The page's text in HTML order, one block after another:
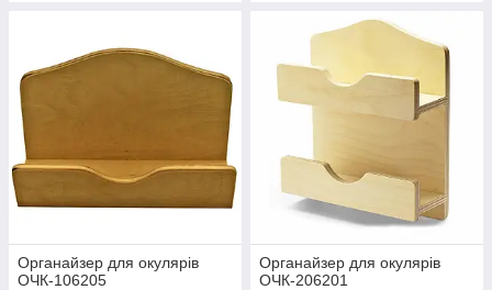
Органайзер для окулярів
ОЧК-106205
Органайзер для окулярів
ОЧК-206201